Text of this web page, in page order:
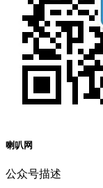
喇叭网
公众号描述